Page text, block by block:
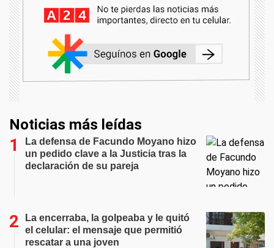
Noticias más leídas
La defensa de Facundo Moyano hizo
un pedido clave a la Justicia tras la
declaración de su pareja
La encerraba, la golpeaba y le quitó
el celular: el mensaje que permitió
rescatar a una joven